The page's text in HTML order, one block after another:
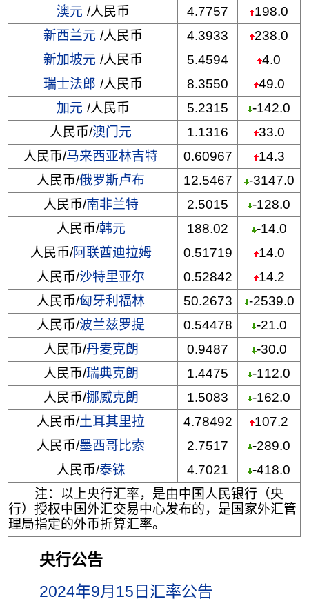
澳元 /人民币 4.7757
198.0
新西兰元 /人民币 4.3933
238.0
新加坡元 /人民币 5.4594
4.0
瑞士法郎 /人民币 8.3550
49.0
加元 /人民币 5.2315
-142.0
人民币/澳门元 1.1316
33.0
人民币/马来西亚林吉特 0.60967
14.3
人民币/俄罗斯卢布 12.5467
-3147.0
人民币/南非兰特 2.5015
-128.0
人民币/韩元 188.02
-14.0
人民币/阿联酋迪拉姆 0.51719
14.0
人民币/沙特里亚尔 0.52842
14.2
人民币/匈牙利福林 50.2673
-2539.0
人民币/波兰兹罗提 0.54478
-21.0
人民币/丹麦克朗 0.9487
-30.0
人民币/瑞典克朗 1.4475
-112.0
人民币/挪威克朗 1.5083
-162.0
人民币/土耳其里拉 4.78492
107.2
人民币/墨西哥比索 2.7517
-289.0
人民币/泰铢 4.7021
-418.0
注：以上央行汇率，是由中国人民银行（央
行）授权中国外汇交易中心发布的，是国家外汇管
理局指定的外币折算汇率。
央行公告
2024年9月15日汇率公告